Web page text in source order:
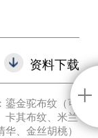
资料下载
鎏金驼布纹（可
卡其布纹、米兰
华、金丝胡桃）